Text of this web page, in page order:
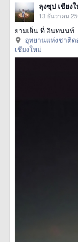
ลุงซุป เชียง
13 ธันวาคม
ยามเย็น ที่ อินทนนท์
อุทยานแห่งชาติด
เชียงใหม่